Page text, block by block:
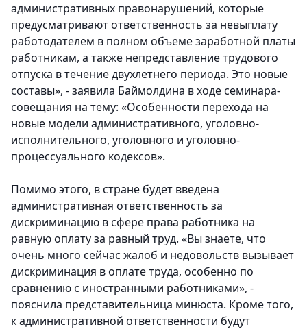
административных правонарушений, которые
предусматривают ответственность за невыплату
работодателем в полном объеме заработной платы
работникам, а также непредставление трудового
отпуска в течение двухлетнего периода. Это новые
составы», - заявила Баймолдина в ходе семинара-
совещания на тему: «Особенности перехода на
новые модели административного, уголовно-
исполнительного, уголовного и уголовно-
процессуального кодексов».
Помимо этого, в стране будет введена
административная ответственность за
дискриминацию в сфере права работника на
равную оплату за равный труд. «Вы знаете, что
очень много сейчас жалоб и недовольств вызывает
дискриминация в оплате труда, особенно по
сравнению с иностранными работниками», -
пояснила представительница минюста. Кроме того,
к административной ответственности будут